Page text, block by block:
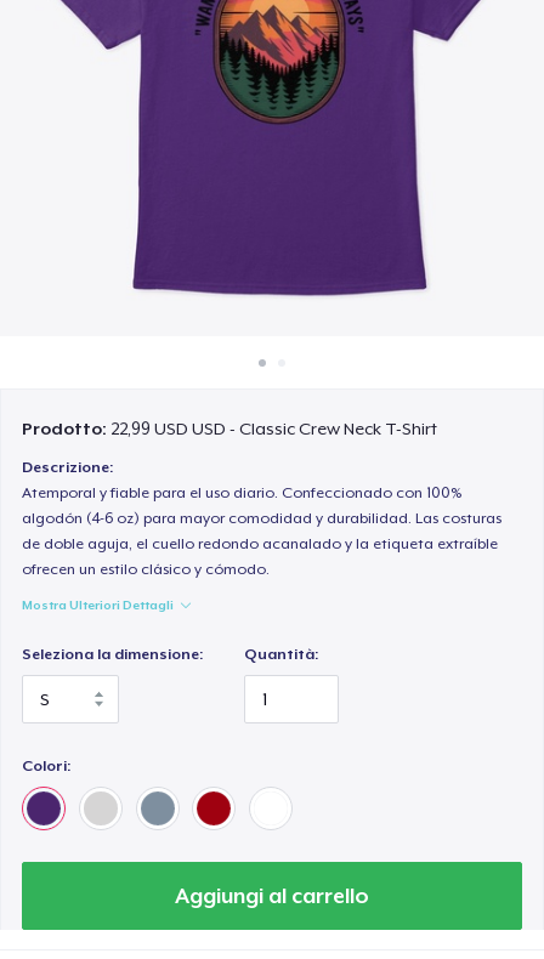
Vendi ovunque
Vendi qualsiasi cosa
Prodotto: 22,99 USD USD - Classic Crew Neck T-Shirt
Descrizione:
Atemporal y fiable para el uso diario. Confeccionado con 100%
algodón (4-6 oz) para mayor comodidad y durabilidad. Las costuras
de doble aguja, el cuello redondo acanalado y la etiqueta extraíble
ofrecen un estilo clásico y cómodo.
Mostra Ulteriori Dettagli
Seleziona la dimensione: Quantità:
Colori:
Aggiungi al carrello